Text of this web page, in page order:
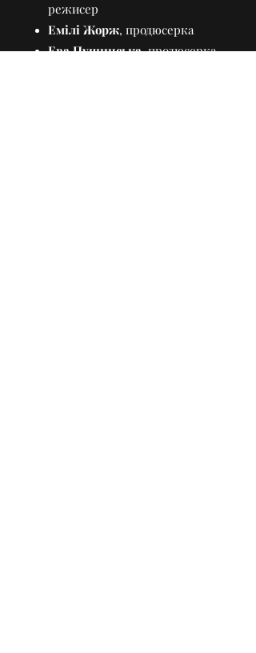
режисер
Емілі Жорж, продюсерка
Ева Пущинська, продюсерка